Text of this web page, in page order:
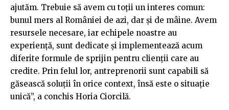
ajutăm. Trebuie să avem cu toţii un interes comun:
bunul mers al României de azi, dar şi de mâine. Avem
resursele necesare, iar echipele noastre au
experienţă, sunt dedicate şi implementează acum
diferite formule de sprijin pentru clienţii care au
credite. Prin felul lor, antreprenorii sunt capabili să
găsească soluţii în orice context, însă este o situaţie
unică”, a conchis Horia Ciorcilă.